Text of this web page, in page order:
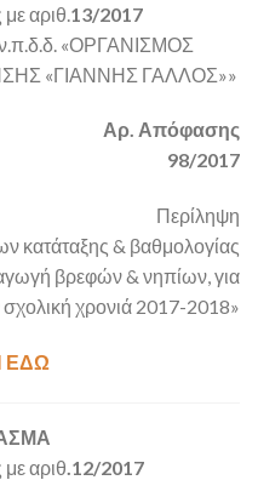
αριθ. 13/2017
ν.π.δ.δ. «ΟΡΓΑΝΙΣΜΟΣ
«ΓΙΑΝΝΗΣ ΓΑΛΛΟΣ»»
Αρ. Απόφασης
98/2017
Περίληψη
κατάταξης & βαθμολογίας
βρεφών & νηπίων, για
σχολική χρονιά 2017-2018»
ΕΔΩ
αριθ .12/2017